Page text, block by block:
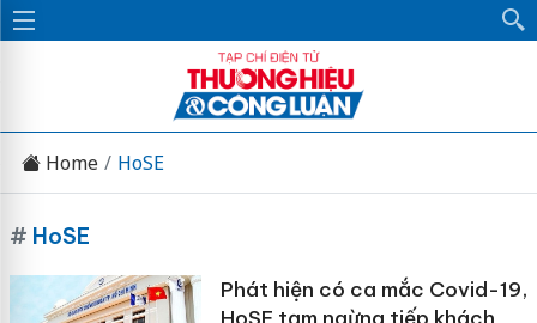
Home HoSE
# HoSE
Phát hiện có ca mắc Covid-19,